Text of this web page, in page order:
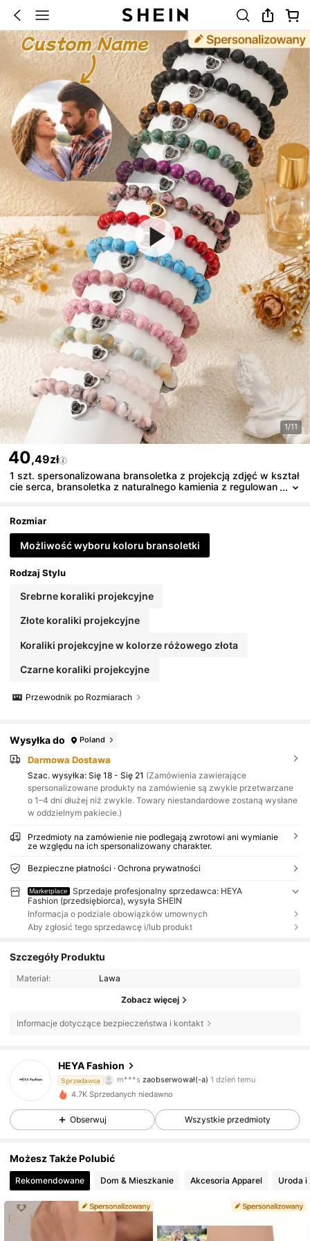
1/11
40,49zł
1 szt. spersonalizowana bransoletka z projekcją zdjęć w kształ
cie serca, bransoletka z naturalnego kamienia z regulowan
spersonalizowana kolorowa biżuteria z projekcją zdjęć, prezen
t dla dziewczyny, zdjęcie rodzinne, zdjęcie zwierzaka, sperson
alizowany prezent świąteczny ze zdjęciem
Rozmiar
Możliwość wyboru koloru bransoletki
Rodzaj Stylu
Srebrne koraliki projekcyjne
Złote koraliki projekcyjne
Koraliki projekcyjne w kolorze różowego złota
Czarne koraliki projekcyjne
Przewodnik po Rozmiarach
Wysyłka do Poland
Darmowa Dostawa
Szac. wysyłka: Się 18 - Się 21 (Zamówienia zawierające
spersonalizowane produkty na zamówienie są zwykle przetwarzane
o 1–4 dni dłużej niż zwykle. Towary niestandardowe zostaną wysłane
w oddzielnym pakiecie.)
Przedmioty na zamówienie nie podlegają zwrotowi ani wymianie
ze względu na ich spersonalizowany charakter.
Bezpieczne płatności · Ochrona prywatności
Marketplace
Sprzedaje profesjonalny sprzedawca: HEYA
Fashion (przedsiębiorca), wysyła SHEIN
Informacja o podziale obowiązków umownych
Aby zgłosić tego sprzedawcę i/lub produkt
Szczegóły Produktu
Materiał: Lawa
Zobacz więcej
Informacje dotyczące bezpieczeństwa i kontakt
HEYA Fashion
Sprzedawca f***4przegląda
4,16
59 Obserwujący
59 Obserwujący
4,16
4,16 59 Obserwujący
4.7K Sprzedanych niedawno
Obserwuj Wszystkie przedmioty
Możesz Także Polubić
Rekomendowane Dom & Mieszkanie Akcesoria Apparel Uroda